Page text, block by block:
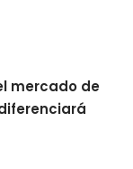
mercado de